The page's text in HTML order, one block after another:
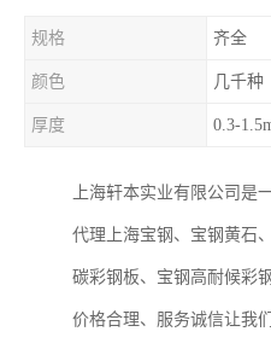
规格 齐全
颜色 几千种
厚度 0.3-
上海轩本实业有限公司是
代理上海宝钢、宝钢黄石
碳彩钢板、宝钢高耐候彩
价格合理、服务诚信让我